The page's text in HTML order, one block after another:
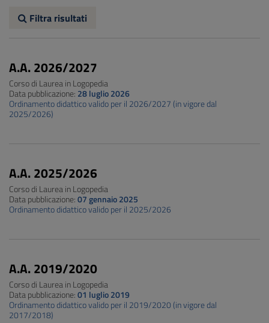
FooterFiltra risultati
A.A. 2026/2027
Corso di Laurea in Logopedia
Data pubblicazione: 28 luglio 2026
Ordinamento didattico valido per il 2026/2027 (in vigore dal
2025/2026)
A.A. 2025/2026
Corso di Laurea in Logopedia
Data pubblicazione:07 gennaio 2025
Ordinamento didattico valido per il 2025/2026
A.A. 2019/2020
Corso di Laurea in Logopedia
Data pubblicazione:01 luglio 2019
Ordinamento didattico valido per il 2019/2020 (in vigore dal
2017/2018)